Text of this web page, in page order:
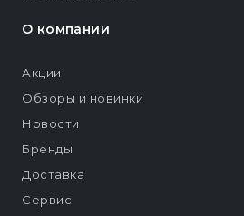
О компании
Акции
Обзоры и новинки
Новости
Бренды
Доставка
Сервис